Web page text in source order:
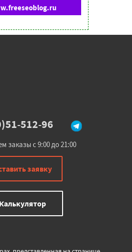
512-96
заказы с 9:00 до 21:00
заявку
Калькулятор